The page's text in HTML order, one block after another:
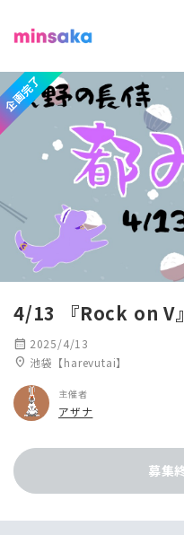
企画完了
4/13 『Rock on V
calendar_month 2025/4/13
location_on 池袋【harevutai】
主催者
アザナ
募集